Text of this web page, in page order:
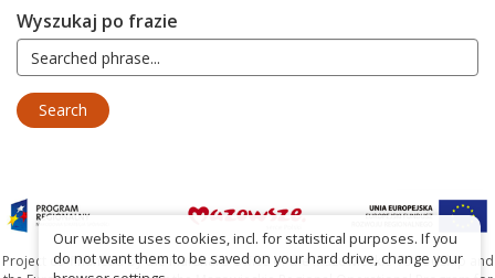
Wyszukaj po frazie
Project co-financed by the Marshal's Office of the Mazowieckie Voivodship and
Our website uses cookies, incl. for statistical purposes. If you
do not want them to be saved on your hard drive, change your